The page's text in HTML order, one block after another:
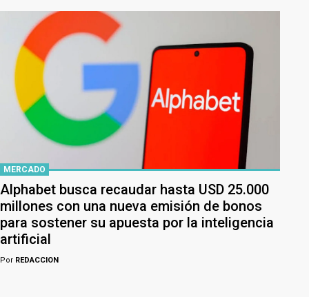
MERCADO
Alphabet busca recaudar hasta USD 25.000
millones con una nueva emisión de bonos
para sostener su apuesta por la inteligencia
artificial
Por REDACCION